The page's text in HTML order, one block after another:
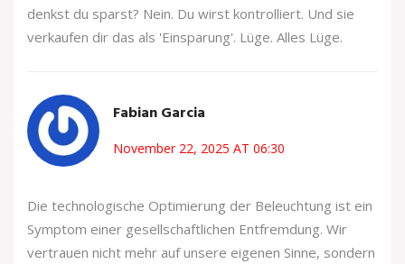
denkst du sparst? Nein. Du wirst kontrolliert. Und sie
verkaufen dir das als 'Einsparung'. Lüge. Alles Lüge.
Fabian Garcia
November 22, 2025 AT 06:30
Die technologische Optimierung der Beleuchtung ist ein
Symptom einer gesellschaftlichen Entfremdung. Wir
vertrauen nicht mehr auf unsere eigenen Sinne, sondern